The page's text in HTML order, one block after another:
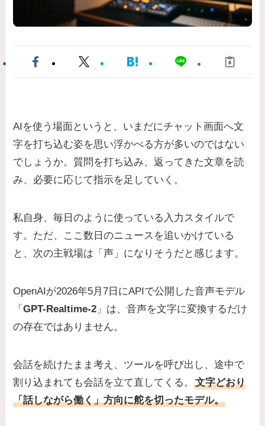
AIを使う場面というと、いまだにチャット画面へ文
字を打ち込む姿を思い浮かべる方が多いのではない
でしょうか。質問を打ち込み、返ってきた文章を読
み、必要に応じて指示を足していく。
私自身、毎日のように使っている入力スタイルで
す。ただ、ここ数日のニュースを追いかけている
と、次の主戦場は「声」になりそうだと感じます。
OpenAIが2026年5月7日にAPIで公開した音声モデル
「GPT-Realtime-2 」は、音声を文字に変換するだけ
の存在ではありません。
会話を続けたまま考え、ツールを呼び出し、途中で
割り込まれても会話を立て直してくる。文字どおり
「話しながら働く」方向に舵を切ったモデル。